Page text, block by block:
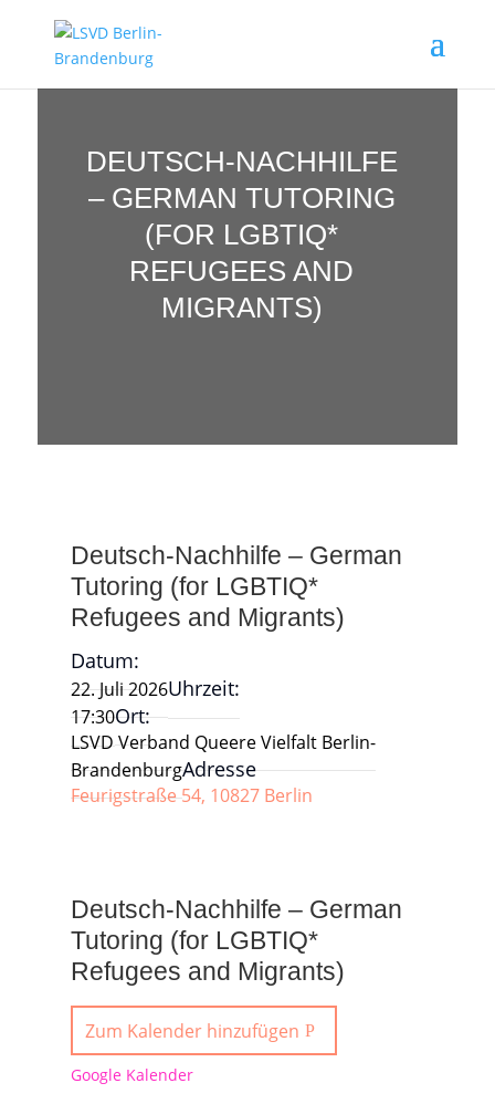
DEUTSCH-NACHHILFE
– GERMAN TUTORING
(FOR LGBTIQ*
REFUGEES AND
MIGRANTS)
Deutsch-Nachhilfe – German
Tutoring (for LGBTIQ*
Refugees and Migrants)
Datum:
22. Juli 2026Uhrzeit:
17:30Ort:
LSVD Verband Queere Vielfalt Berlin-
BrandenburgAdresse
Feurigstraße 54, 10827 Berlin
Deutsch-Nachhilfe – German
Tutoring (for LGBTIQ*
Refugees and Migrants)
Zum Kalender hinzufügen
Google Kalender